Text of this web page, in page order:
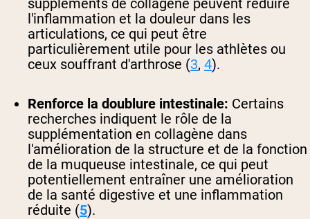
suppléments de collagène peuvent réduire
l'inflammation et la douleur dans les
articulations, ce qui peut être
particulièrement utile pour les athlètes ou
ceux souffrant d'arthrose (3, 4).
Renforce la doublure intestinale: Certains
recherches indiquent le rôle de la
supplémentation en collagène dans
l'amélioration de la structure et de la fonction
de la muqueuse intestinale, ce qui peut
potentiellement entraîner une amélioration
de la santé digestive et une inflammation
réduite (5).